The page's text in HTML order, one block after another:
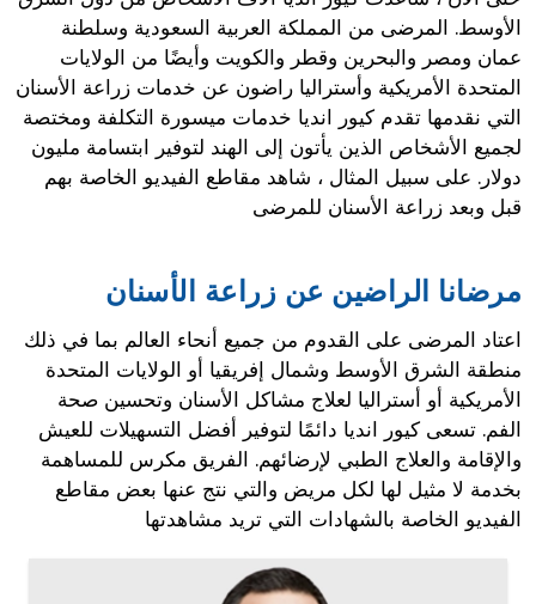
الأوسط. المرضى من المملكة العربية السعودية وسلطنة
عمان ومصر والبحرين وقطر والكويت وأيضًا من الولايات
المتحدة الأمريكية وأستراليا راضون عن خدمات زراعة الأسنان
التي نقدمها تقدم كيور انديا خدمات ميسورة التكلفة ومختصة
لجميع الأشخاص الذين يأتون إلى الهند لتوفير ابتسامة مليون
دولار. على سبيل المثال ، شاهد مقاطع الفيديو الخاصة بهم
قبل وبعد زراعة الأسنان للمرضى
مرضانا الراضين عن زراعة الأسنان
اعتاد المرضى على القدوم من جميع أنحاء العالم بما في ذلك
منطقة الشرق الأوسط وشمال إفريقيا أو الولايات المتحدة
الأمريكية أو أستراليا لعلاج مشاكل الأسنان وتحسين صحة
الفم. تسعى كيور انديا دائمًا لتوفير أفضل التسهيلات للعيش
والإقامة والعلاج الطبي لإرضائهم. الفريق مكرس للمساهمة
بخدمة لا مثيل لها لكل مريض والتي نتج عنها بعض مقاطع
الفيديو الخاصة بالشهادات التي تريد مشاهدتها